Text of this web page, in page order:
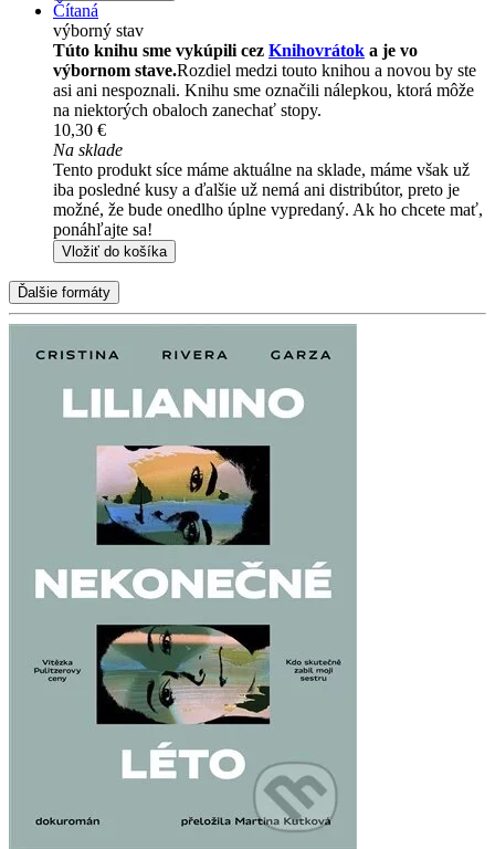
Čítaná
výborný stav
Túto knihu sme vykúpili cez Knihovrátok a je vo
výbornom stave.Rozdiel medzi touto knihou a novou by ste
asi ani nespoznali. Knihu sme označili nálepkou, ktorá môže
na niektorých obaloch zanechať stopy.
10,30 €
Na sklade
Tento produkt síce máme aktuálne na sklade, máme však už
iba posledné kusy a ďalšie už nemá ani distribútor, preto je
možné, že bude onedlho úplne vypredaný. Ak ho chcete mať,
ponáhľajte sa!
Vložiť do košíka
Ďalšie formáty